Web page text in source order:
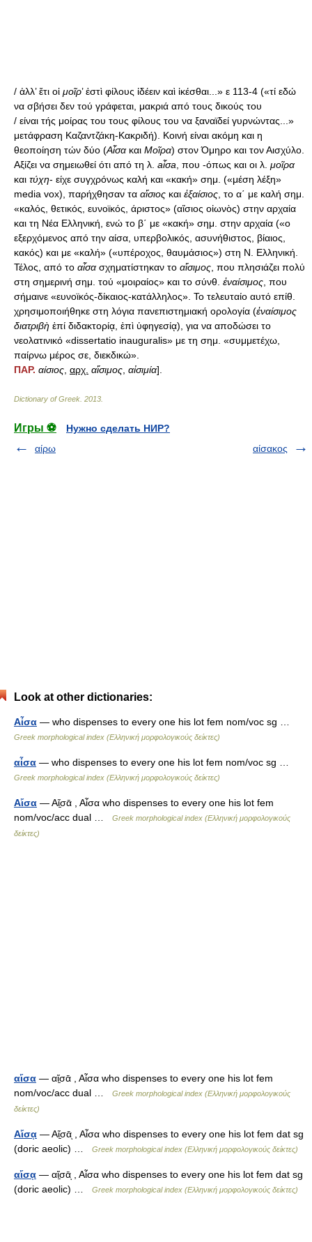
/ ἀλλ’ ἔτι οἱ μοῖρ’ ἐστὶ φίλους ἰδέειν καὶ ἱκέσθαι...» ε 113-4 («τί εδώ
να σβήσει δεν τού γράφεται, μακριά από τους δικούς του
/ είναι τής μοίρας του τους φίλους του να ξαναϊδεί γυρνώντας...»
μετάφραση Καζαντζάκη-Κακριδή). Κοινή είναι ακόμη και η
θεοποίηση τών δύο (Αἷσα και Μοῖρα) στον Όμηρο και τον Αισχύλο.
Αξίζει να σημειωθεί ότι από τη λ. aἶσa , που -όπως και οι λ. μοῖρα
και τύχη- είχε συγχρόνως καλή και «κακή» σημ. («μέση λέξη»
media vox), παρήχθησαν τα αἴσιος και ἐξαίσιος , το α΄ με καλή σημ.
«καλός, θετικός, ευνοϊκός, άριστος» (αἴσιος οἰωνὸς) στην αρχαία
και τη Νέα Ελληνική, ενώ το β΄ με «κακή» σημ. στην αρχαία («ο
εξερχόμενος από την αίσα, υπερβολικός, ασυνήθιστος, βίαιος,
κακός) και με «καλή» («υπέροχος, θαυμάσιος») στη Ν. Ελληνική.
Τέλος, από το αἶσα σχηματίστηκαν το αἴσιμος , που πλησιάζει πολύ
στη σημερινή σημ. τού «μοιραίος» και το σύνθ. ἐναίσιμος , που
σήμαινε «ευνοϊκός-δίκαιος-κατάλληλος». Το τελευταίο αυτό επίθ.
χρησιμοποιήθηκε στη λόγια πανεπιστημιακή ορολογία (ἐναίσιμος
διατριβὴ ἐπί διδακτορίᾳ, ἐπὶ ὑφηγεσίᾳ), για να αποδώσει το
νεολατινικό «dissertatio inauguralis» με τη σημ. «συμμετέχω,
παίρνω μέρος σε, διεκδικώ».
ΠΑΡ. αίσιος αρχ. αἴσιμος αἰσιμία].
Dictionary of Greek 2013
Игры ⚽
Нужно сделать НИР?
αίρω
αίσακος
Look at other dictionaries:
Αἶσα — who dispenses to every one his lot fem nom/voc sg …
Greek morphological index (Ελληνική μορφολογικούς δείκτες)
αἶσα — who dispenses to every one his lot fem nom/voc sg …
Greek morphological index (Ελληνική μορφολογικούς δείκτες)
Αἴσα — Αἴ̱σᾱ , Αἶσα who dispenses to every one his lot fem
nom/voc/acc dual …
Greek morphological index (Ελληνική μορφολογικούς
δείκτες)
αἴσα — αἴ̱σᾱ , Αἶσα who dispenses to every one his lot fem
nom/voc/acc dual …
Greek morphological index (Ελληνική μορφολογικούς
δείκτες)
Αἴσᾳ — Αἴ̱σᾱͅ , Αἶσα who dispenses to every one his lot fem dat sg
(doric aeolic) …
Greek morphological index (Ελληνική μορφολογικούς δείκτες)
αἴσᾳ — αἴ̱σᾱͅ , Αἶσα who dispenses to every one his lot fem dat sg
(doric aeolic) …
Greek morphological index (Ελληνική μορφολογικούς δείκτες)